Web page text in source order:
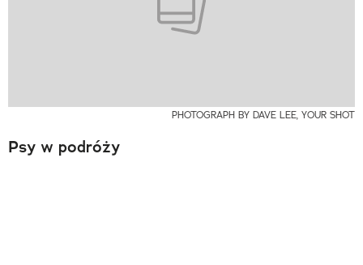
PHOTOGRAPH BY DAVE LEE, YOUR SHOT
Psy w podróży